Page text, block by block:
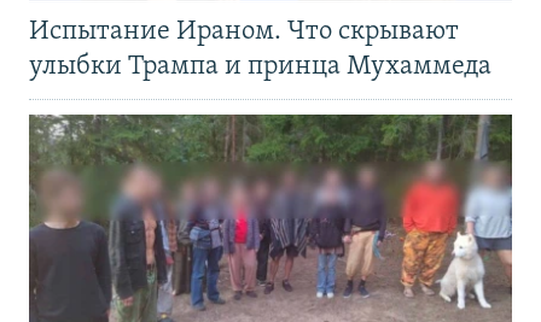
Испытание Ираном. Что скрывают
улыбки Трампа и принца Мухаммеда